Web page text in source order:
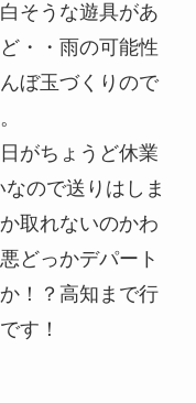
そうな遊具があ
・・雨の可能性
ぼ玉づくりので
がちょうど休業
ので送りはしま
取れないのかわ
どっかデパート
！？高知まで行
す！